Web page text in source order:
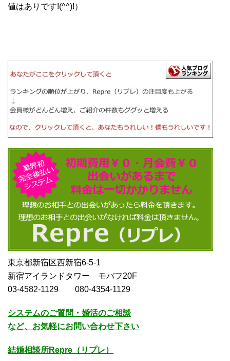
値はありです!(^^)!）
東京都新宿区西新宿6-5-1
新宿アイランドタワー モバフ20F
03-4582-1129 080-4354-1129
システムのご質問・婚活のご相談
など、お気軽にお問い合わせ下さい
結婚相談所Repre（リプレ）